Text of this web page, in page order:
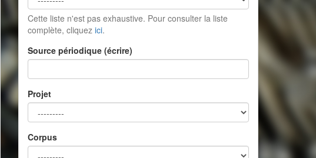
Cette liste n'est pas exhaustive. Pour consulter la liste
complète, cliquez ici.
Source périodique (écrire)
Projet
Corpus